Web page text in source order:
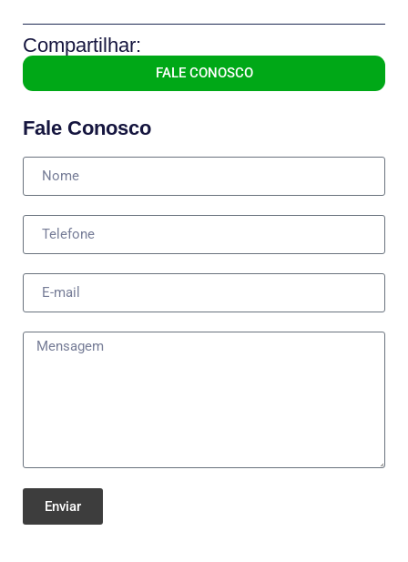
Compartilhar:
FALE CONOSCO
Fale Conosco
Enviar